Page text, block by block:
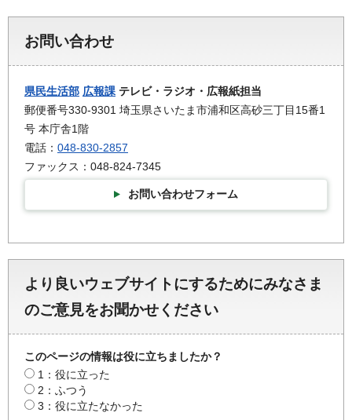
お問い合わせ
県民生活部 広報課 テレビ・ラジオ・広報紙担当
郵便番号330-9301 埼玉県さいたま市浦和区高砂三丁目15番1
号 本庁舎1階
電話： 048-830-2857
ファックス：048-824-7345
お問い合わせフォーム
より良いウェブサイトにするためにみなさま
のご意見をお聞かせください
このページの情報は役に立ちましたか？
1：役に立った
2：ふつう
3：役に立たなかった